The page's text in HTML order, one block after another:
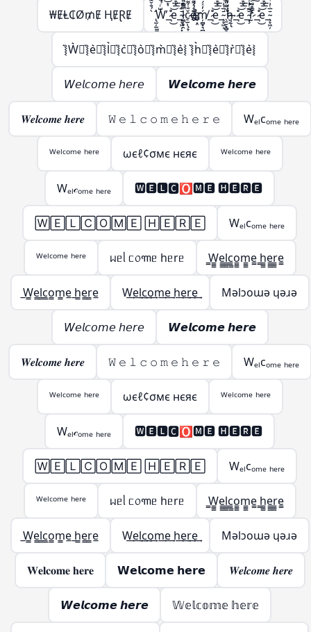
₩ɆⱠ₵Ø₥Ɇ ⱧɆⱤɆ ̢̛̫̦̫̫̪͍̪̝̳̠̖̠̀̉̂̌͊ͩ̑͌̀W̶̨̺͕̖̗͕̮̭̳͈̙̩͑ͬ̉͂͋̈́ͯ͂ͨͭ̇͐͊͆̑̏̋ͭ́̋̓ͮ̾ͭ̆̇̚̕͢͜͠͡_̶̷̧̢͉̠̘̹̼͚̣͇͍̊ͪͨ̊̈́ͩ̎͆̔ͨ̊͐ͣ̈̀͐ͫ͜͝͞͠ͅe_̴̧̞͖̦͓̞̗̙͚̄̅ͭ͗ͥ̈́̇ͬͧͣ͘͞͡l̶̵̷̛͚̗̥̯̞͎̖̬̝̤̯͈̭͓̪̗̫̱̜͙̗̦̤̪̝̳͎̝̝̳̦̲͉̩̠͆̿ͩ͊̒͛ͪ͐̅ͩ̅ͭ͑͌̽̍̾̐ͬ̔̏͂̎̔̀͛͒͝͠ͅç̷̢̠̫̹̞̞̲̬̤͎͚̗̐̍͌̒̇̀̈́̊̂̓ͣͮ̏̽͗ͥͭ̓̌̐̽̐ͭ͜͜͢ͅo̶̶̴̸̬̮̜̳̬͙̤̗͎̗̦̲͕̠̰̱̣͕̮̰͇̖͚̫̬̲ͤ͛̑͌̇ͭ́͊̍̈̏͛͑̈ͮ̏̆ͩ̇̊̂͘̚͘͢͡ͅḿ̸̦̻͙͉̻̟̲̭̟͓̬̓ͯ́̋̓ͮ̾ͭ̆̇͞͡_̶̷̧̢͉̠̘̹̼͚̣͇͍̊ͪͨ̊̈́ͩ̎͆̔ͨ̊͐ͣ̈̀͐ͫ͜͝͞͠ͅe_̴̧̞͖̦̄̅ͭ͗ͥ ̖̱̮͙̻̞̦̙̝͖ͫ̿̎͊̀̇͡͠͝h̷̸̢̝͕̥̗̜̹̠͉̗ͮ̒̌͆͑͌̀͆̀̇ͦ͒̓́̋̓ͮ̾ͭ̆̇͢͟͞͡ͅ_̶̷̧̢͉̠̘̹̼͚̣͇͍̊ͪͨ̊̈́ͩ̎͆̔ͨ̊͐ͣ̈̀͐ͫ͜͝͞͠ͅe_̴̧̢̞͖̦͉̲̬̤͙̪͎̣̰̱̘̯̜̭̖̲̄̅ͭ͗ͥ͒ͫ̃ͪ͒̓ͦ̓͒̎͂̌͌̾̀̄͊ͫ͘͘͢͜͜r̴̷̨̨̢̢̫̯͇̙̱̫͇͇͎̒ͩ̓́̈ͥ͗̓ͤ̊́͒ͬ̓̀́̋̓ͮ̾ͭ̆̇̕͜͠͡ͅ_̶̷̧̢͉̠̘̹̼͚̣͇͍̊ͪͨ̊̈́ͩ̎͆̔ͨ̊͐ͣ̈̀͐ͫ͜͝͞͠ͅe_̴̧̞͖̦̄̅ͭ͗ͥ
͛⦚W͛⦚͛⦚e͛⦚͛⦚l͛⦚͛⦚c͛⦚͛⦚o͛⦚͛⦚m͛⦚͛⦚e͛⦚ ͛⦚h͛⦚͛⦚e͛⦚͛⦚r͛⦚͛⦚e͛⦚
𝘞𝘦𝘭𝘤𝘰𝘮𝘦 𝘩𝘦𝘳𝘦 𝙒𝙚𝙡𝙘𝙤𝙢𝙚 𝙝𝙚𝙧𝙚
𝑾𝒆𝒍𝒄𝒐𝒎𝒆 𝒉𝒆𝒓𝒆 𝚆 𝚎 𝚕 𝚌 𝚘 𝚖 𝚎 𝚑 𝚎 𝚛 𝚎 Wₑₗcₒₘₑ ₕₑᵣₑ
ᵂᵉˡᶜᵒᵐᵉ ʰᵉʳᵉ ωєℓ¢σмє нєяє ᵂᵉˡᶜᵒᵐᵉ ʰᵉʳᵉ
Wₑₗ𝒸ₒₘₑ ₕₑᵣₑ 🆆🅴🅻🅲🅾🅼🅴 🅷🅴🆁🅴
🅆🄴🄻🄲🄾🄼🄴 🄷🄴🅁🄴 Wₑₗcₒₘₑ ₕₑᵣₑ
ᵂᵉˡᶜᵒᵐᵉ ʰᵉʳᵉ ᥕᥱᥣ ᥴ᥆꧑ᥱ hᥱrᥱ ̳W̳̳e̳̳l̳̳c̳̳o̳̳m̳̳e̳ ̳h̳̳e̳̳r̳̳e̳
̲W̲̲e̲̲l̲̲c̲̲o̲̲m̲̲e̲ ̲h̲̲e̲̲r̲̲e̲ W͢e͢l͢c͢o͢m͢e͢ h͢e͢r͢e͢ Mǝlɔoɯǝ ɥǝɹǝ
𝘞𝘦𝘭𝘤𝘰𝘮𝘦 𝘩𝘦𝘳𝘦 𝙒𝙚𝙡𝙘𝙤𝙢𝙚 𝙝𝙚𝙧𝙚
𝑾𝒆𝒍𝒄𝒐𝒎𝒆 𝒉𝒆𝒓𝒆 𝚆 𝚎 𝚕 𝚌 𝚘 𝚖 𝚎 𝚑 𝚎 𝚛 𝚎 Wₑₗcₒₘₑ ₕₑᵣₑ
ᵂᵉˡᶜᵒᵐᵉ ʰᵉʳᵉ ωєℓ¢σмє нєяє ᵂᵉˡᶜᵒᵐᵉ ʰᵉʳᵉ
Wₑₗ𝒸ₒₘₑ ₕₑᵣₑ 🆆🅴🅻🅲🅾🅼🅴 🅷🅴🆁🅴
🅆🄴🄻🄲🄾🄼🄴 🄷🄴🅁🄴 Wₑₗcₒₘₑ ₕₑᵣₑ
ᵂᵉˡᶜᵒᵐᵉ ʰᵉʳᵉ ᥕᥱᥣ ᥴ᥆꧑ᥱ hᥱrᥱ ̳W̳̳e̳̳l̳̳c̳̳o̳̳m̳̳e̳ ̳h̳̳e̳̳r̳̳e̳
̲W̲̲e̲̲l̲̲c̲̲o̲̲m̲̲e̲ ̲h̲̲e̲̲r̲̲e̲ W͢e͢l͢c͢o͢m͢e͢ h͢e͢r͢e͢ Mǝlɔoɯǝ ɥǝɹǝ
𝐖𝐞𝐥𝐜𝐨𝐦𝐞 𝐡𝐞𝐫𝐞 𝗪𝗲𝗹𝗰𝗼𝗺𝗲 𝗵𝗲𝗿𝗲 𝑾𝒆𝒍𝒄𝒐𝒎𝒆 𝒉𝒆𝒓𝒆
𝙒𝙚𝙡𝙘𝙤𝙢𝙚 𝙝𝙚𝙧𝙚 𝕎𝕖𝕝𝕔𝕠𝕞𝕖 𝕙𝕖𝕣𝕖